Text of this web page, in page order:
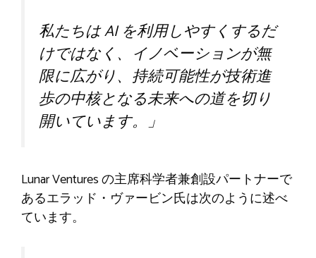
私たちは AI を利用しやすくするだ
けではなく、イノベーションが無
限に広がり、持続可能性が技術進
歩の中核となる未来への道を切り
開いています。」
Lunar Ventures の主席科学者兼創設パートナーで
あるエラッド・ヴァービン氏は次のように述べ
ています。